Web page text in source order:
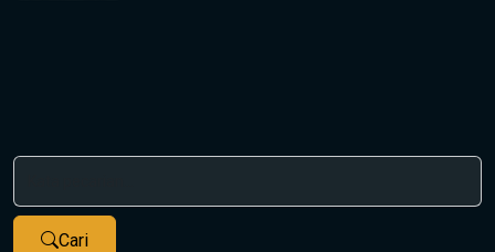
Cari